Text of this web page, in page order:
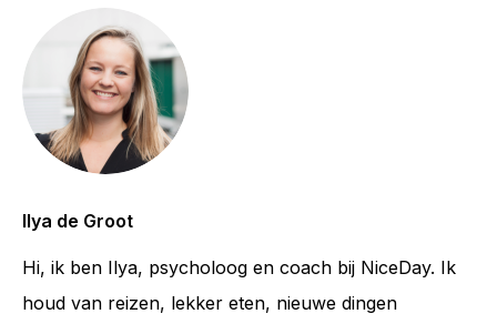
Ilya de Groot
Hi, ik ben Ilya, psycholoog en coach bij NiceDay. Ik
houd van reizen, lekker eten, nieuwe dingen